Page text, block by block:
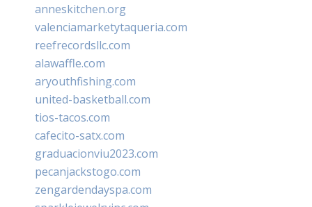
anneskitchen.org
valenciamarketytaqueria.com
reefrecordsllc.com
alawaffle.com
aryouthfishing.com
united-basketball.com
tios-tacos.com
cafecito-satx.com
graduacionviu2023.com
pecanjackstogo.com
zengardendayspa.com